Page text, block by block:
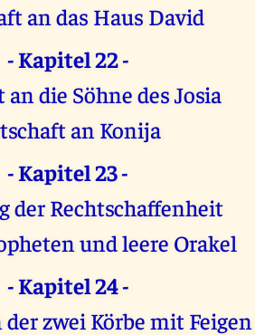
an das Haus David
- Kapitel 22 -
die Söhne des Josia
an Konija
- Kapitel 23 -
der Rechtschaffenheit
und leere Orakel
- Kapitel 24 -
der zwei Körbe mit Feigen